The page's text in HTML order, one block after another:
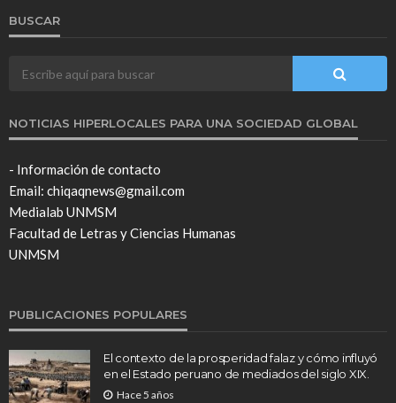
BUSCAR
NOTICIAS HIPERLOCALES PARA UNA SOCIEDAD GLOBAL
- Información de contacto
Email: chiqaqnews@gmail.com
Medialab UNMSM
Facultad de Letras y Ciencias Humanas
UNMSM
PUBLICACIONES POPULARES
El contexto de la prosperidad falaz y cómo influyó
en el Estado peruano de mediados del siglo XIX.
Hace 5 años